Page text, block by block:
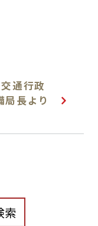
通行政
長より
索